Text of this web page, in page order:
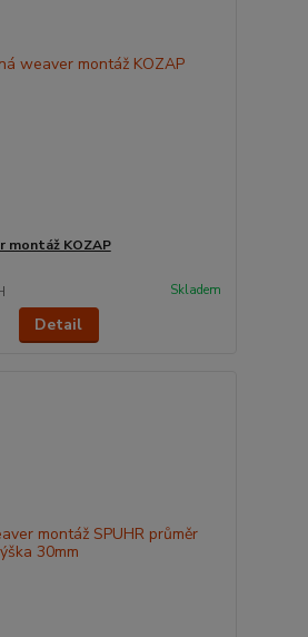
montáž KOZAP
Skladem
Detail